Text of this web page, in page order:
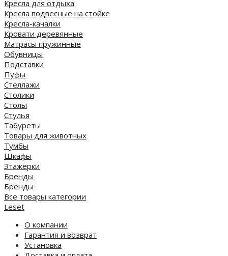
Кресла для отдыха
Кресла подвесные на стойке
Кресла-качалки
Кровати деревянные
Матрасы пружинные
Обувницы
Подставки
Пуфы
Стеллажи
Столики
Столы
Стулья
Табуреты
Товары для животных
Тумбы
Шкафы
Этажерки
Бренды
Бренды
Все товары категории
Leset
О компании
Гарантия и возврат
Установка